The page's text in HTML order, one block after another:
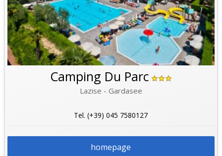
Camping Du Parc
Lazise - Gardasee
Tel. (+39) 045 7580127
homepage